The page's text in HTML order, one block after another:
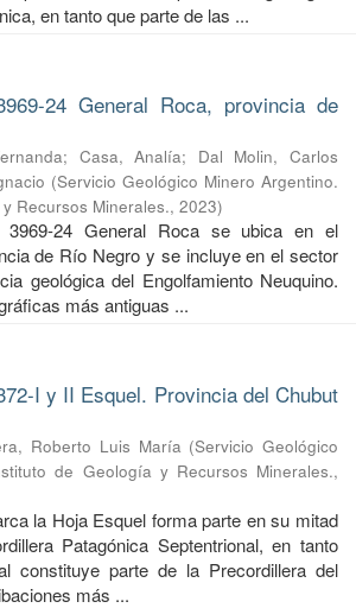
en tanto que parte de las ...
24 General Roca, provincia de
; Casa, Analía; Dal Molin, Carlos
(Servicio Geológico Minero Argentino.
Recursos Minerales., 2023)
3969-24 General Roca se ubica en el
de Río Negro y se incluye en el sector
geológica del Engolfamiento Neuquino.
más antiguas ...
I y II Esquel. Provincia del Chubut
Roberto Luis María (Servicio Geológico
de Geología y Recursos Minerales.,
la Hoja Esquel forma parte en su mitad
Patagónica Septentrional, en tanto
constituye parte de la Precordillera del
más ...